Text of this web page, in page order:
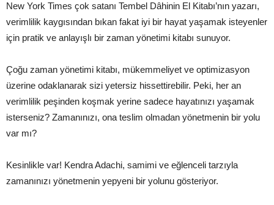
New York Times çok satanı Tembel Dâhinin El Kitabı’nın yazarı,
verimlilik kaygısından bıkan fakat iyi bir hayat yaşamak isteyenler
için pratik ve anlayışlı bir zaman yönetimi kitabı sunuyor.
Çoğu zaman yönetimi kitabı, mükemmeliyet ve optimizasyon
üzerine odaklanarak sizi yetersiz hissettirebilir. Peki, her an
verimlilik peşinden koşmak yerine sadece hayatınızı yaşamak
isterseniz? Zamanınızı, ona teslim olmadan yönetmenin bir yolu
var mı?
Kesinlikle var! Kendra Adachi, samimi ve eğlenceli tarzıyla
zamanınızı yönetmenin yepyeni bir yolunu gösteriyor.